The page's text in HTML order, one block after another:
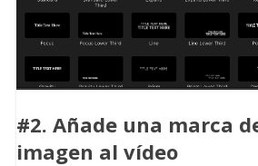
#2. Añade una marca
imagen al vídeo